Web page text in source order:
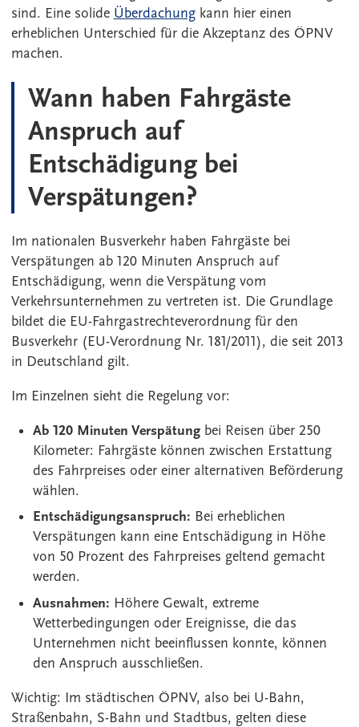
sind. Eine solide Überdachungkann hier einen
erheblichen Unterschied für die Akzeptanz des ÖPNV
machen.
Wann haben Fahrgäste
Anspruch auf
Entschädigung bei
Verspätungen?
Im nationalen Busverkehr haben Fahrgäste bei
Verspätungen ab 120 Minuten Anspruch auf
Entschädigung, wenn die Verspätung vom
Verkehrsunternehmen zu vertreten ist. Die Grundlage
bildet die EU-Fahrgastrechteverordnung für den
Busverkehr (EU-Verordnung Nr. 181/2011), die seit 2013
in Deutschland gilt.
Im Einzelnen sieht die Regelung vor:
Ab 120 Minuten Verspätungbei Reisen über 250
Kilometer: Fahrgäste können zwischen Erstattung
des Fahrpreises oder einer alternativen Beförderung
wählen.
Entschädigungsanspruch: Bei erheblichen
Verspätungen kann eine Entschädigung in Höhe
von 50 Prozent des Fahrpreises geltend gemacht
werden.
Ausnahmen: Höhere Gewalt, extreme
Wetterbedingungen oder Ereignisse, die das
Unternehmen nicht beeinflussen konnte, können
den Anspruch ausschließen.
Wichtig: Im städtischen ÖPNV, also bei U-Bahn,
Straßenbahn, S-Bahn und Stadtbus, gelten diese